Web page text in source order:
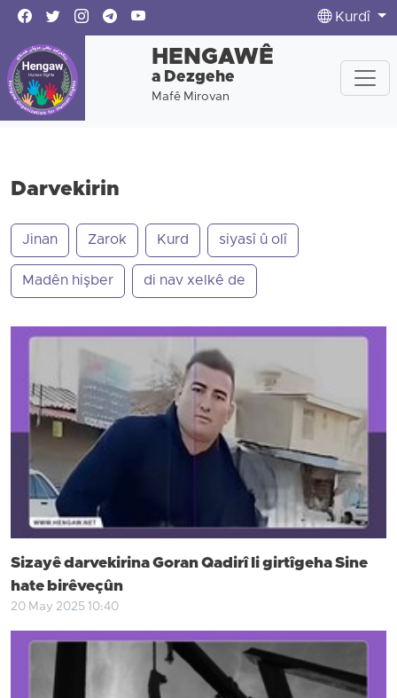
Kurdî
HENGAWÊ
a Dezgehe
Mafê Mirovan
Darvekirin
Jinan Zarok Kurd siyasî û olî
Madên hişber di nav xelkê de
Sizayê darvekirina Goran Qadirî li girtîgeha Sine
hate birêveçûn
20 May 2025 10:40